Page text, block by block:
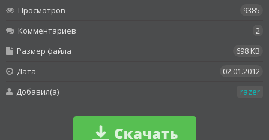
Просмотров
9385
Комментариев
2
Размер файла
698 KB
Дата
02.01.2012
Добавил(а)
razer